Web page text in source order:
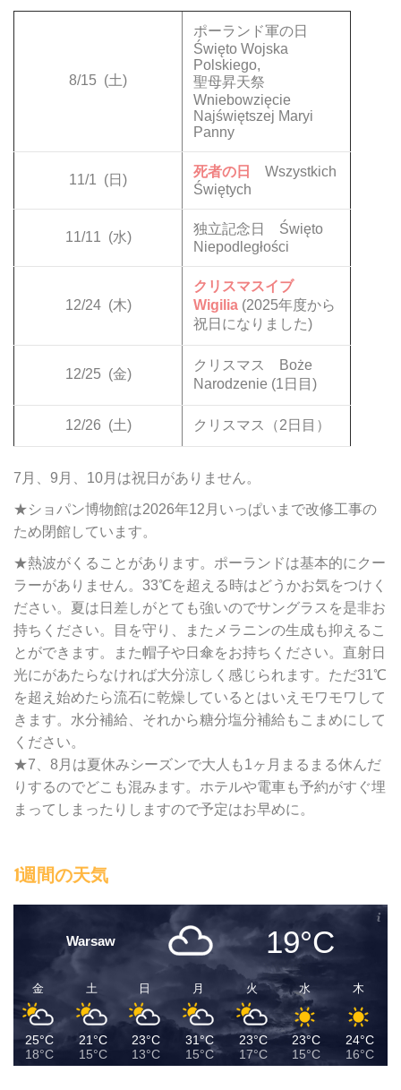
8/15 (土)
ポーランド軍の日
Święto Wojska
Polskiego,
聖母昇天祭
Wniebowzięcie
Najświętszej Maryi
Panny
11/1 (日)
死者の日
Wszystkich
Świętych
11/11 (水)
独立記念日 Święto
Niepodległości
12/24 (木)
クリスマスイブ
Wigilia (2025年度から
祝日になりました)
12/25 (金)
クリスマス Boże
Narodzenie (1日目)
12/26 (土) クリスマス（2日目）
7月、9月、10月は祝日がありません。
★ショパン博物館は2026年12月いっぱいまで改修工事の
ため閉館しています。
★熱波がくることがあります。ポーランドは基本的にクー
ラーがありません。33℃を超える時はどうかお気をつけく
ださい。夏は日差しがとても強いのでサングラスを是非お
持ちください。目を守り、またメラニンの生成も抑えるこ
とができます。また帽子や日傘をお持ちください。直射日
光にがあたらなければ大分涼しく感じられます。ただ31℃
を超え始めたら流石に乾燥しているとはいえモワモワして
きます。水分補給、それから糖分塩分補給もこまめにして
ください。
★7、8月は夏休みシーズンで大人も1ヶ月まるまる休んだ
りするのでどこも混みます。ホテルや電車も予約がすぐ埋
まってしまったりしますので予定はお早めに。
1週間の天気
Warsaw 19°C
金
25°C
18°C
土
21°C
15°C
日
23°C
13°C
月
31°C
15°C
火
23°C
17°C
水
23°C
15°C
木
24°C
16°C